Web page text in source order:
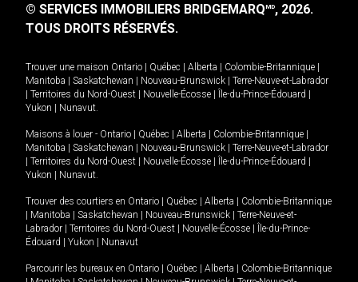
© SERVICES IMMOBILIERS BRIDGEMARQMD, 2026.
TOUS DROITS RÉSERVÉS.
Trouver une maison Ontario Québec Alberta Colombie-Britannique
Manitoba
Saskatchewan Nouveau-Brunswick
Terre-Neuve-et-Labrador
Territoires du Nord-Ouest Nouvelle-Écosse Île-du-Prince-Édouard
Yukon
Nunavut.
Maisons à louer - Ontario Québec Alberta Colombie-Britannique
Manitoba
Saskatchewan Nouveau-Brunswick
Terre-Neuve-et-Labrador
Territoires du Nord-Ouest Nouvelle-Écosse Île-du-Prince-Édouard
Yukon
Nunavut.
Trouver des courtiers en Ontario Québec Alberta
Colombie-Britannique
Manitoba Saskatchewan Nouveau-Brunswick
Terre-Neuve-et-
Labrador
Territoires du Nord-Ouest Nouvelle-Écosse
Île-du-Prince-
Édouard
Yukon Nunavut
Parcourir les bureaux en Ontario Québec Alberta
Colombie-Britannique